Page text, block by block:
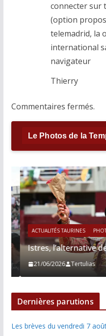
connecter sur
(option
telemadrid, la
international
navigateur
Thierry
Commentaires fermés.
Le Photos de la
ACTUALITÉS TAURINES
Istres, l’alternative de
21/06/2026 Tertulias
Dernières parutions
Les brèves du vendredi 7